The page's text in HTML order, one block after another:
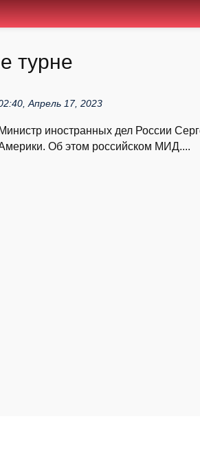
турне
Апрель 17, 2023
Министр иностранных дел России
Об этом российском МИД....